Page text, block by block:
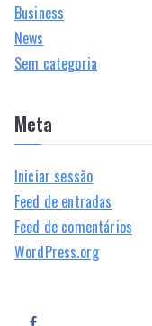
Business
News
Sem categoria
Meta
Iniciar sessão
Feed de entradas
Feed de comentários
WordPress.org